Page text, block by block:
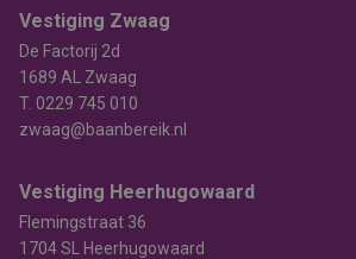
Vestiging Zwaag
De Factorij 2d
1689 AL Zwaag
T. 0229 745 010
zwaag@baanbereik.nl
Vestiging Heerhugowaard
Flemingstraat 36
1704 SL Heerhugowaard